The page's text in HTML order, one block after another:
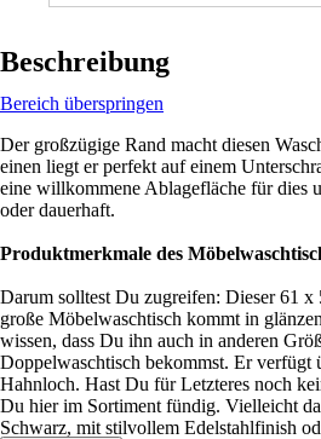
Beschreibung
Bereich überspringen
Der großzügige Rand macht diesen
einen liegt er perfekt auf einem
eine willkommene Ablagefläche für dies
oder dauerhaft.
Produktmerkmale des
Darum solltest Du zugreifen: Dieser 61
große Möbelwaschtisch kommt in
wissen, dass Du ihn auch in anderen
Doppelwaschtisch bekommst. Er verfügt
Hahnloch. Hast Du für Letzteres noch
Du hier im Sortiment fündig. Vielleicht
Schwarz, mit stilvollem Edelstahlfinish